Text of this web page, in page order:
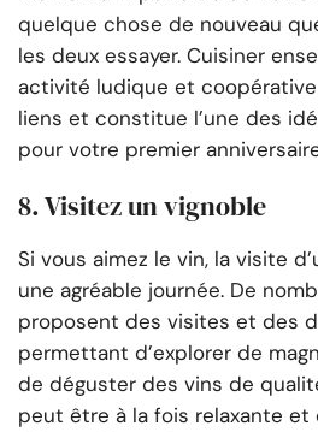
quelque chose de nouveau
les deux essayer. Cuisiner
activité ludique et
liens et constitue l’une des
pour votre premier
8. Visitez un vignoble
Si vous aimez le vin, la visite
une agréable journée. De
proposent des visites et des
permettant d’explorer de
de déguster des vins de
peut être à la fois relaxante